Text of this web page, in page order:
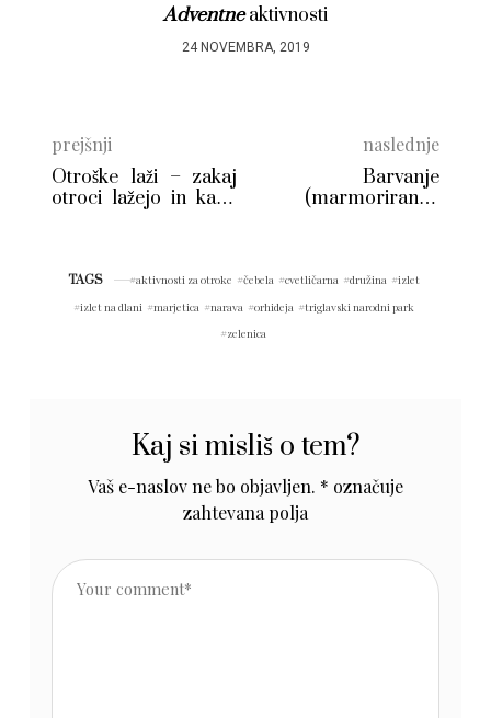
Adventneaktivnosti
24 NOVEMBRA, 2019
prejšnji
Otroške laži – zakaj
otroci lažejo in kako
naslednje
Barvanje
(marmoriranje)
TAGS aktivnosti za otroke čebela cvetličarna družina
izlet
izlet na dlani
marjetica narava orhideja
triglavski narodni park
zelenica
Kaj si misliš o tem?
Vaš e-naslov ne bo objavljen. * označuje
zahtevana polja